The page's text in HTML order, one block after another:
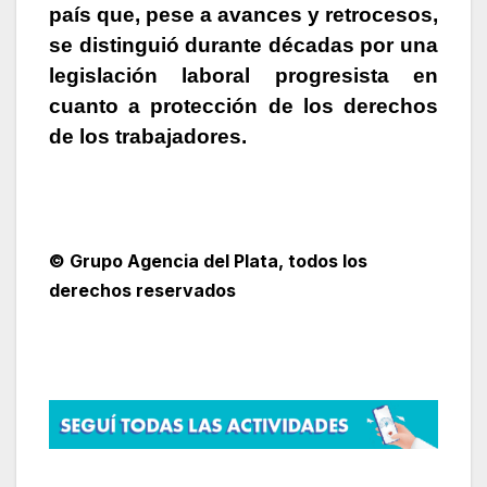
país que, pese a avances y retrocesos,
se distinguió durante décadas por una
legislación laboral progresista en
cuanto a protección de los derechos
de los trabajadores.
© Grupo Agencia del Plata, todos los
derechos reservados